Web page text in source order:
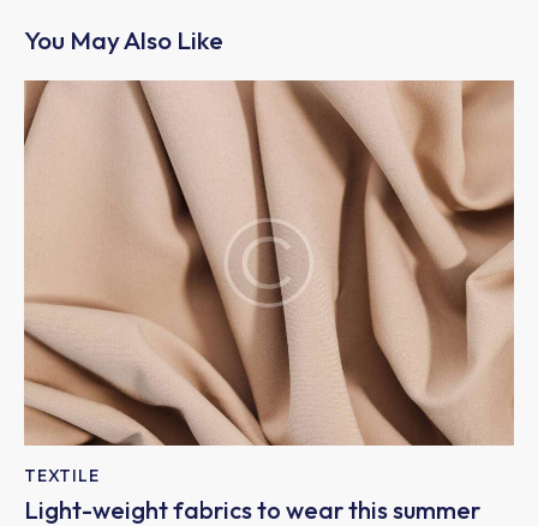
You May Also Like
TEXTILE
Light-weight fabrics to wear this summer